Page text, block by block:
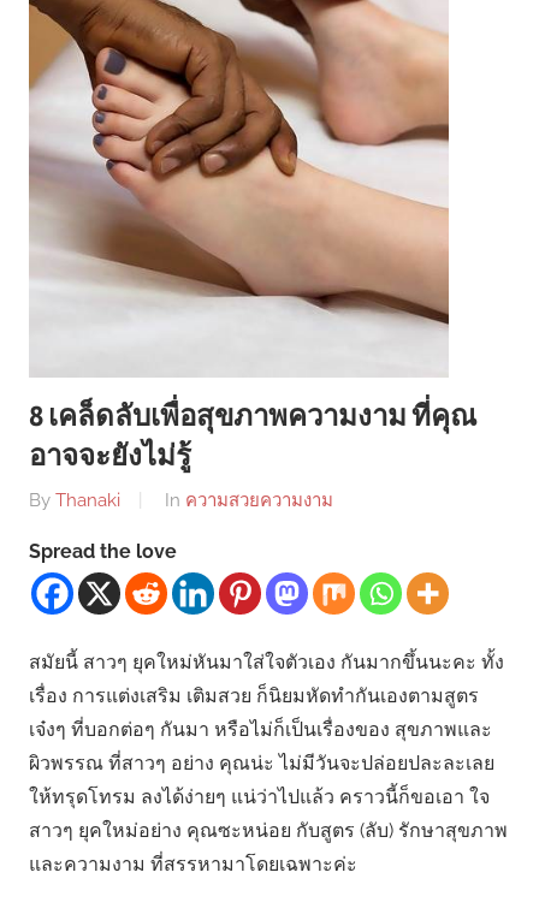
8 เคล็ดลับเพื่อสุขภาพความงาม ที่คุณ
อาจจะยังไม่รู้
By Thanaki In ความสวยความงาม
Spread the love
สมัยนี้ สาวๆ ยุคใหม่หันมาใส่ใจตัวเอง กันมากขึ้นนะคะ ทั้ง
เรื่อง การแต่งเสริม เติมสวย ก็นิยมหัดทำกันเองตามสูตร
เจ๋งๆ ที่บอกต่อๆ กันมา หรือไม่ก็เป็นเรื่องของ สุขภาพและ
ผิวพรรณ ที่สาวๆ อย่าง คุณน่ะ ไม่มีวันจะปล่อยปละละเลย
ให้ทรุดโทรม ลงได้ง่ายๆ แน่ว่าไปแล้ว คราวนี้ก็ขอเอา ใจ
สาวๆ ยุคใหม่อย่าง คุณซะหน่อย กับสูตร (ลับ) รักษาสุขภาพ
และความงาม ที่สรรหามาโดยเฉพาะค่ะ